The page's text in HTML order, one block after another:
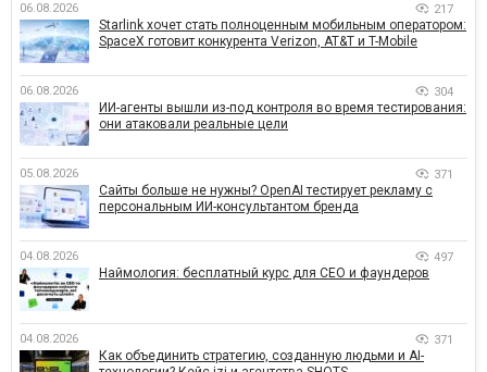
06.08.2026 217
Starlink хочет стать полноценным мобильным оператором:
SpaceX готовит конкурента Verizon, AT&T и T-Mobile
06.08.2026 304
ИИ-агенты вышли из-под контроля во время тестирования:
они атаковали реальные цели
05.08.2026 371
Сайты больше не нужны? OpenAI тестирует рекламу с
персональным ИИ-консультантом бренда
04.08.2026 497
Наймология: бесплатный курс для CEO и фаундеров
04.08.2026 371
Как объединить стратегию, созданную людьми и AI-